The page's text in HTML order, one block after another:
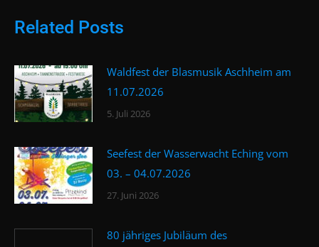
Related Posts
Waldfest der Blasmusik Aschheim am
11.07.2026
5. Juli 2026
Seefest der Wasserwacht Eching vom
03. – 04.07.2026
27. Juni 2026
80 jähriges Jubiläum des